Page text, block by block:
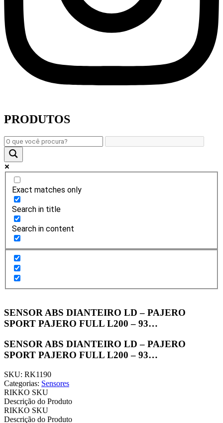
PRODUTOS
Exact matches only
Search in title
Search in content
SENSOR ABS DIANTEIRO LD – PAJERO
SPORT PAJERO FULL L200 – 93…
SENSOR ABS DIANTEIRO LD – PAJERO
SPORT PAJERO FULL L200 – 93…
SKU: RK1190
Categorias: Sensores
RIKKO SKU
Descrição do Produto
RIKKO SKU
Descrição do Produto